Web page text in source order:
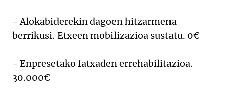
- Alokabiderekin dagoen hitzarmena
berrikusi. Etxeen mobilizazioa sustatu. 0€
- Enpresetako fatxaden errehabilitazioa.
30.000€